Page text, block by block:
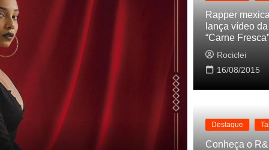
Destaque
Rapper
lança vídeo
“Carne Fresca”
Rociclei
16/08/2015
Destaque
Conheça o